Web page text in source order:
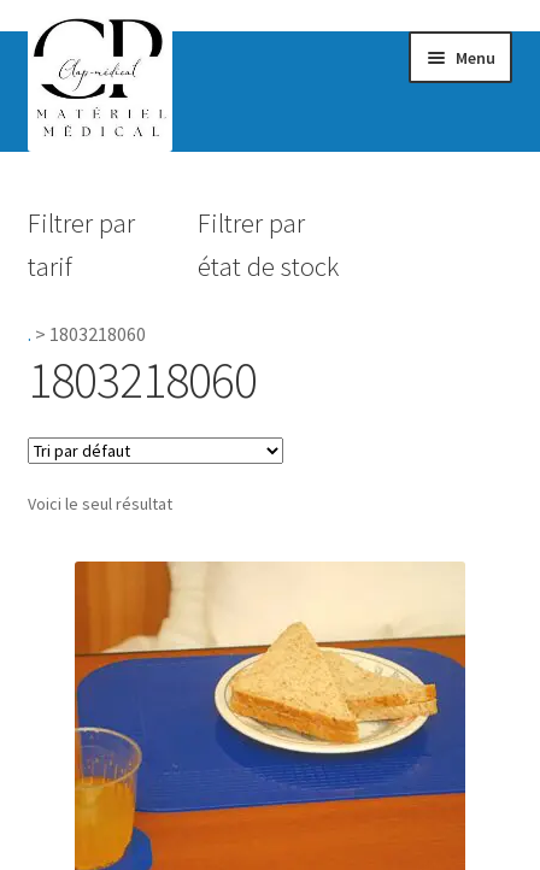
Menu
Hygiène
Accessoires Salle de bain
0.00 €
Filtrer par
tarif
Filtrer par
état de stock
. > 1803218060
1803218060
Voici le seul résultat